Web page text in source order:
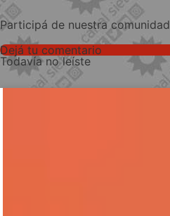
Participá de nuestra comunidad
Dejá tu comentario
Todavía no leíste